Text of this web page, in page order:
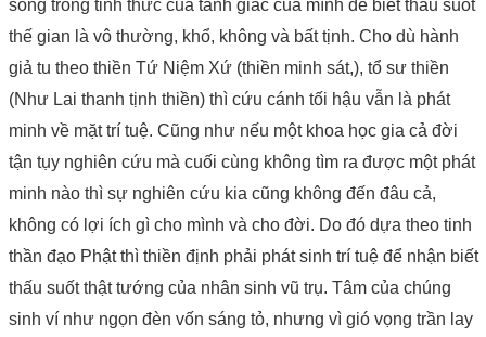
sống trong tỉnh thức của tánh giác của mình để biết thấu suốt
thế gian là vô thường, khổ, không và bất tịnh. Cho dù hành
giả tu theo thiền Tứ Niệm Xứ (thiền minh sát,), tổ sư thiền
(Như Lai thanh tịnh thiền) thì cứu cánh tối hậu vẫn là phát
minh về mặt trí tuệ. Cũng như nếu một khoa học gia cả đời
tận tụy nghiên cứu mà cuối cùng không tìm ra được một phát
minh nào thì sự nghiên cứu kia cũng không đến đâu cả,
không có lợi ích gì cho mình và cho đời. Do đó dựa theo tinh
thần đạo Phật thì thiền định phải phát sinh trí tuệ để nhận biết
thấu suốt thật tướng của nhân sinh vũ trụ. Tâm của chúng
sinh ví như ngọn đèn vốn sáng tỏ, nhưng vì gió vọng trần lay